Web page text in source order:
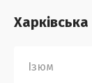
Харківська
Ізюм